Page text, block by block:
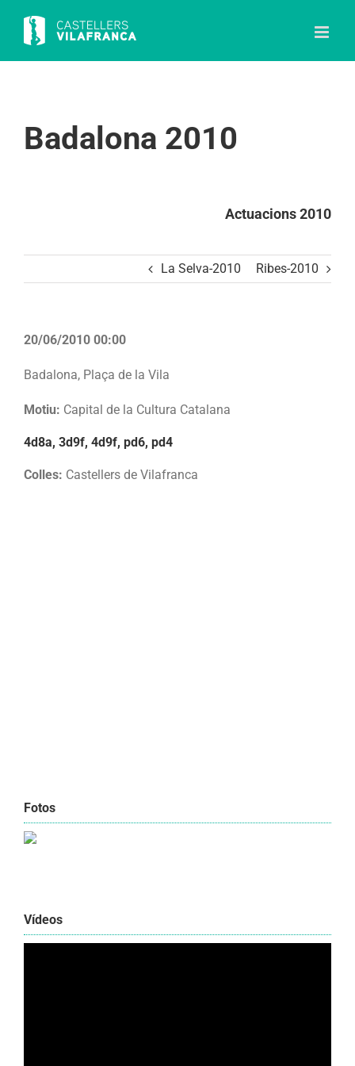
content
Badalona 2010
Actuacions 2010
La Selva-2010 Ribes-2010
20/06/2010 00:00
Badalona, Plaça de la Vila
Motiu: Capital de la Cultura Catalana
4d8a, 3d9f, 4d9f, pd6, pd4
Colles: Castellers de Vilafranca
Fotos
Vídeos